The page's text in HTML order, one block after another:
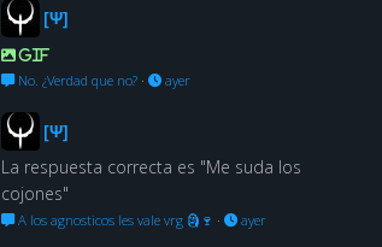
[Ψ]
GIF
No. ¿Verdad que no? · ayer
[Ψ]
La respuesta correcta es "Me suda los
cojones"
A los agnosticos les vale vrg 🗿🍷 · ayer